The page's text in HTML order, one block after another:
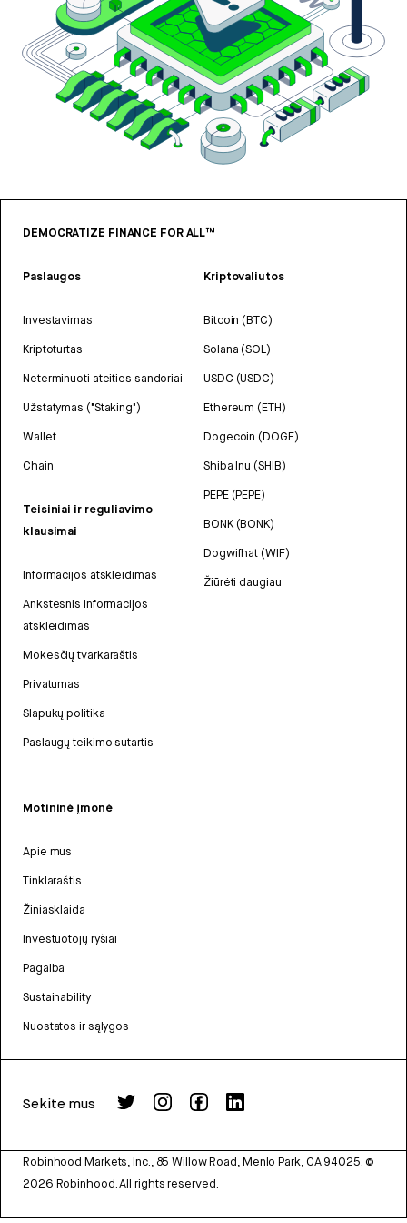
DEMOCRATIZE FINANCE FOR ALL™
Paslaugos
Investavimas
Kriptoturtas
Neterminuoti ateities sandoriai
Užstatymas ("Staking")
Wallet
Chain
Teisiniai ir reguliavimo
klausimai
Informacijos atskleidimas
Ankstesnis informacijos
atskleidimas
Mokesčių tvarkaraštis
Privatumas
Slapukų politika
Paslaugų teikimo sutartis
Kriptovaliutos
Bitcoin (BTC)
Solana (SOL)
USDC (USDC)
Ethereum (ETH)
Dogecoin (DOGE)
Shiba Inu (SHIB)
PEPE (PEPE)
BONK (BONK)
Dogwifhat (WIF)
Žiūrėti daugiau
Motininė įmonė
Apie mus
Tinklaraštis
Žiniasklaida
Investuotojų ryšiai
Pagalba
Sustainability
Nuostatos ir sąlygos
Sekite mus
Robinhood Markets, Inc., 85 Willow Road, Menlo Park, CA 94025. ©
2026 Robinhood. All rights reserved.